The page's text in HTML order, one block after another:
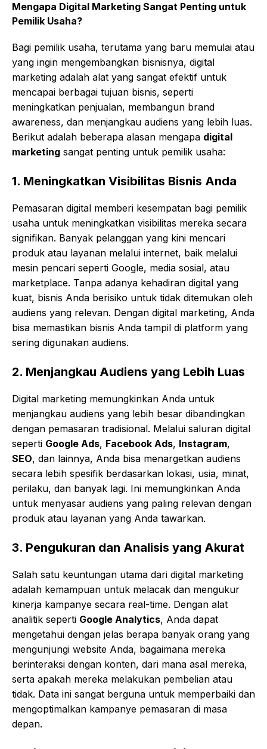
Mengapa Digital Marketing Sangat Penting untuk
Pemilik Usaha?
Bagi pemilik usaha, terutama yang baru memulai atau
yang ingin mengembangkan bisnisnya, digital
marketing adalah alat yang sangat efektif untuk
mencapai berbagai tujuan bisnis, seperti
meningkatkan penjualan, membangun brand
awareness, dan menjangkau audiens yang lebih luas.
Berikut adalah beberapa alasan mengapa digital
marketing sangat penting untuk pemilik usaha:
1. Meningkatkan Visibilitas Bisnis Anda
Pemasaran digital memberi kesempatan bagi pemilik
usaha untuk meningkatkan visibilitas mereka secara
signifikan. Banyak pelanggan yang kini mencari
produk atau layanan melalui internet, baik melalui
mesin pencari seperti Google, media sosial, atau
marketplace. Tanpa adanya kehadiran digital yang
kuat, bisnis Anda berisiko untuk tidak ditemukan oleh
audiens yang relevan. Dengan digital marketing, Anda
bisa memastikan bisnis Anda tampil di platform yang
sering digunakan audiens.
2. Menjangkau Audiens yang Lebih Luas
Digital marketing memungkinkan Anda untuk
menjangkau audiens yang lebih besar dibandingkan
dengan pemasaran tradisional. Melalui saluran digital
seperti Google Ads, Facebook Ads, Instagram,
SEO, dan lainnya, Anda bisa menargetkan audiens
secara lebih spesifik berdasarkan lokasi, usia, minat,
perilaku, dan banyak lagi. Ini memungkinkan Anda
untuk menyasar audiens yang paling relevan dengan
produk atau layanan yang Anda tawarkan.
3. Pengukuran dan Analisis yang Akurat
Salah satu keuntungan utama dari digital marketing
adalah kemampuan untuk melacak dan mengukur
kinerja kampanye secara real-time. Dengan alat
analitik seperti Google Analytics, Anda dapat
mengetahui dengan jelas berapa banyak orang yang
mengunjungi website Anda, bagaimana mereka
berinteraksi dengan konten, dari mana asal mereka,
serta apakah mereka melakukan pembelian atau
tidak. Data ini sangat berguna untuk memperbaiki dan
mengoptimalkan kampanye pemasaran di masa
depan.